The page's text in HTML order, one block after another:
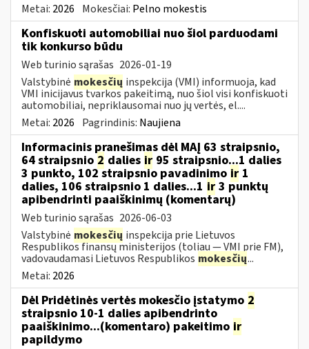
Metai: 2026 Mokesčiai: Pelno mokestis
Konfiskuoti automobiliai nuo šiol parduodami
tik konkurso būdu
Web turinio sąrašas 2026-01-19
Valstybinė mokesčių inspekcija (VMI) informuoja, kad
VMI inicijavus tvarkos pakeitimą, nuo šiol visi konfiskuoti
automobiliai, nepriklausomai nuo jų vertės, el....
Metai: 2026 Pagrindinis: Naujiena
Informacinis pranešimas dėl MAĮ 63 straipsnio,
64 straipsnio 2 dalies ir 95 straipsnio...1 dalies
3 punkto, 102 straipsnio pavadinimo ir 1
dalies, 106 straipsnio 1 dalies...1 ir 3 punktų
apibendrinti paaiškinimų (komentarų)
Web turinio sąrašas 2026-06-03
Valstybinė mokesčių inspekcija prie Lietuvos
Respublikos finansų ministerijos (toliau — VMI prie FM),
vadovaudamasi Lietuvos Respublikos mokesčių...
Metai: 2026
Dėl Pridėtinės vertės mokesčio įstatymo 2
straipsnio 10-1 dalies apibendrinto
paaiškinimo...(komentaro) pakeitimo ir
papildymo